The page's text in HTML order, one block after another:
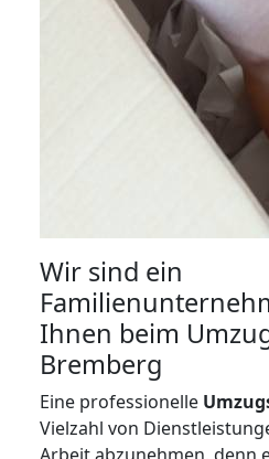
Wir sind ein
Ihnen beim
Bremberg
Eine professionelle
Vielzahl von